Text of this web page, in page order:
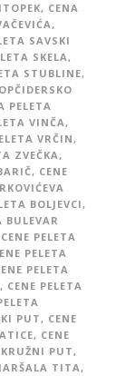
, CENA
,
SAVSKI
SKELA,
STUBLINE,
PELETA
VINČA,
VRČIN,
ZVEČKA,
, CENE
BOLJEVCI,
BULEVAR
CENE PELETA
PELETA
PELETA
, CENE PELETA
PUT, CENE
, CENE
KRUŽNI PUT,
TITA,